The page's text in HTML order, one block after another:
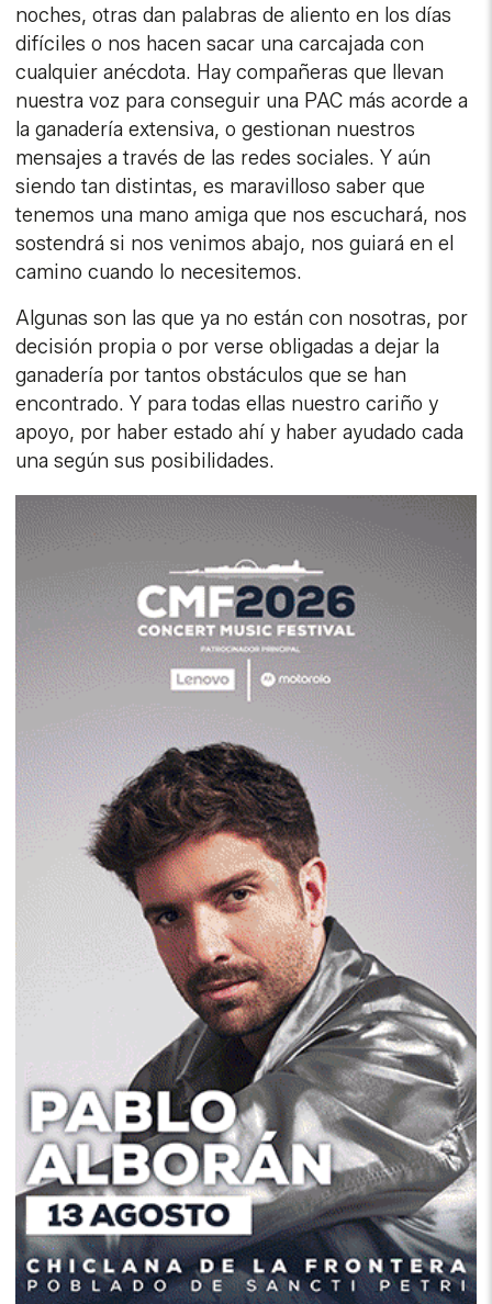
noches, otras dan palabras de aliento en los días
difíciles o nos hacen sacar una carcajada con
cualquier anécdota. Hay compañeras que llevan
nuestra voz para conseguir una PAC más acorde a
la ganadería extensiva, o gestionan nuestros
mensajes a través de las redes sociales. Y aún
siendo tan distintas, es maravilloso saber que
tenemos una mano amiga que nos escuchará, nos
sostendrá si nos venimos abajo, nos guiará en el
camino cuando lo necesitemos.
Algunas son las que ya no están con nosotras, por
decisión propia o por verse obligadas a dejar la
ganadería por tantos obstáculos que se han
encontrado. Y para todas ellas nuestro cariño y
apoyo, por haber estado ahí y haber ayudado cada
una según sus posibilidades.